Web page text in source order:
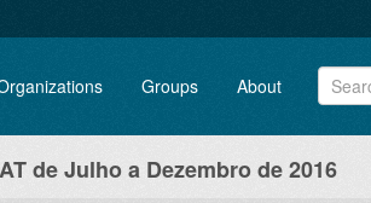
Groups About
de Julho a Dezembro de 2016